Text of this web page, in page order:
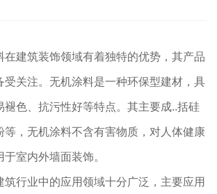
在建筑装饰领域有着独特的优势，其产品
受关注。无机涂料是一种环保型建材，具
褪色、抗污性好等特点。其主要成..括硅
等，无机涂料不含有害物质，对人体健康
室内外墙面装饰。
筑行业中的应用领域十分广泛，主要应用